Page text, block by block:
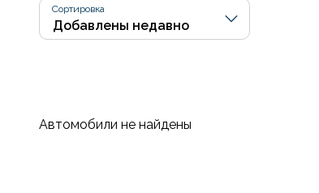
Сортировка
Автомобили не найдены